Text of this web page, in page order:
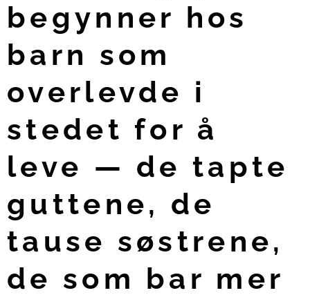
begynner hos
barn som
overlevde i
stedet for å
leve — de tapte
guttene, de
tause søstrene,
de som bar mer